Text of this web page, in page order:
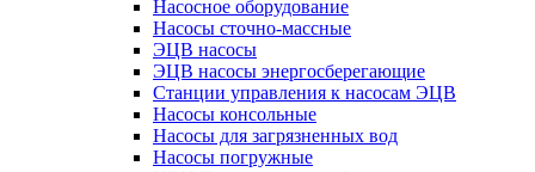
Насосное оборудование
Насосы сточно-массные
ЭЦВ насосы
ЭЦВ насосы энергосберегающие
Станции управления к насосам ЭЦВ
Насосы консольные
Насосы для загрязненных вод
Насосы погружные